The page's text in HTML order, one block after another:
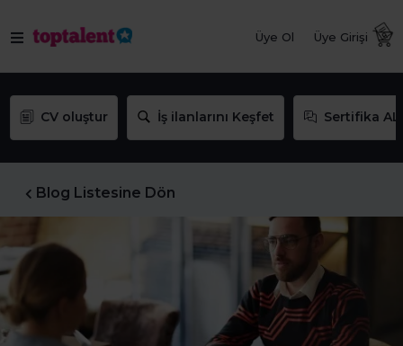
Üye Ol Üye Girişi
CV oluştur İş ilanlarını Keşfet Sertifika AL
Blog Listesine Dön